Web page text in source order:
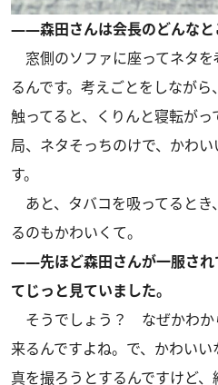
――森田さんは会長のどんなと
窓側のソファに座ってネタを
るんです。考えごとをしなが
触ってると、くりんと寝転が
局、ネタそっちのけで、かわ
す。
あと、タバコを吸ってると
るのもかわいくて。
――先ほど森田さんが一服され
てじっと見ていました。
そうでしょう？ なぜかわか
来るんですよね。で、かわい
真を撮ろうとするんですけど